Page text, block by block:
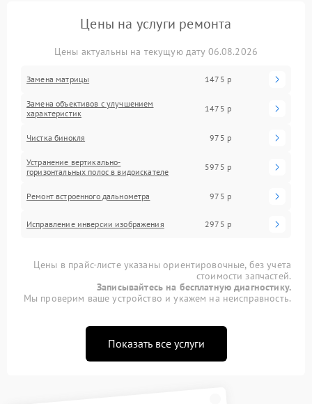
Цены на услуги ремонта
Цены актуальны на текущую дату 06.08.2026
Замена матрицы 1475 р
Замена объективов с улучшением
характеристик
1475 р
Чистка бинокля 975 р
Устранение вертикально-
горизонтальных полос в видоискателе
5975 р
Ремонт встроенного дальнометра 975 р
Исправление инверсии изображения 2975 р
Цены в прайс-листе указаны ориентировочные, без учета
стоимости запчастей.
Записывайтесь на бесплатную диагностику.
Мы проверим ваше устройство и укажем на неисправность.
Показать все услуги